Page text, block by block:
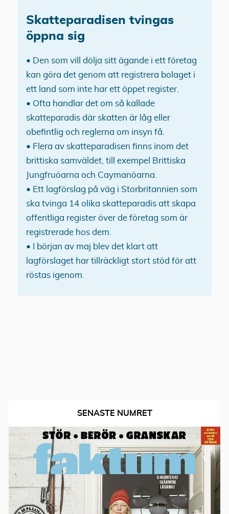
Skatteparadisen tvingas
öppna sig
• Den som vill dölja sitt ägande i ett företag
kan göra det genom att registrera bolaget i
ett land som inte har ett öppet register.
• Ofta handlar det om så kallade
skatteparadis där skatten är låg eller
obefintlig och reglerna om insyn få.
• Flera av skatteparadisen finns inom det
brittiska samväldet, till exempel Brittiska
Jungfruöarna och Caymanöarna.
• Ett lagförslag på väg i Storbritannien som
ska tvinga 14 olika skatteparadis att skapa
offentliga register över de företag som är
registrerade hos dem.
• I början av maj blev det klart att
lagförslaget har tillräckligt stort stöd för att
röstas igenom.
SENASTE NUMRET